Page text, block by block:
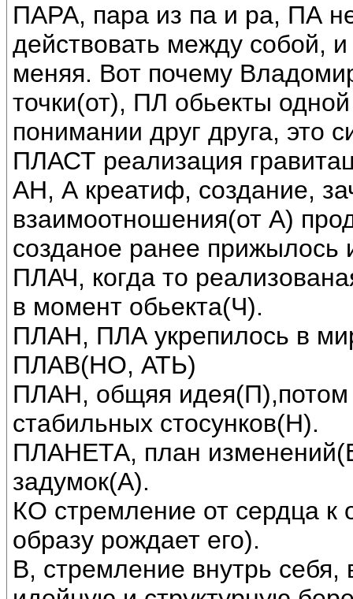
ПАРА, пара из па и ра, ПА
действовать между собой,
меняя. Вот почему
точки(от), ПЛ обьекты
понимании друг друга, это
ПЛАСТ реализация
АН, А креатиф, создание,
взаимоотношения(от А)
созданое ранее прижылось
ПЛАЧ, когда то
в момент обьекта(Ч).
ПЛАН, ПЛА укрепилось в
ПЛАВ(НО, АТЬ)
ПЛАН, общяя идея(П),потом
стабильных стосунков(Н).
ПЛАНЕТА, план
задумок(А).
КО стремление от сердца
образу рождает его).
В, стремление внутрь себя,